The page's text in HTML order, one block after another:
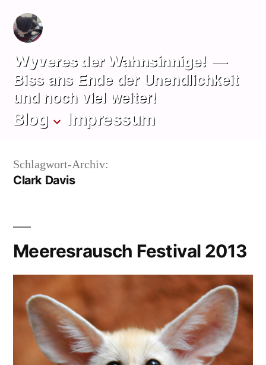
Zum
Inhalt
springen
Wyveres der Wahnsinnige!
Biss ans Ende der Unendlichkeit
und noch viel weiter!
Blog Impressum
Schlagwort-Archiv:
Clark Davis
Meeresrausch Festival 2013